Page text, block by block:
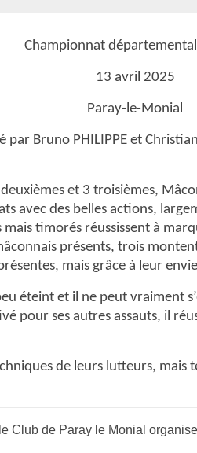
Championnat
13 avril 2025
Paray-le-Monial
Bruno PHILIPPE et
et 3 troisièmes,
des belles actions,
timorés réussissent à
présents, trois
mais grâce à leur
éteint et il ne peut vraiment
pour ses autres assauts, il
de leurs lutteurs,
Club de Paray le Monial organise